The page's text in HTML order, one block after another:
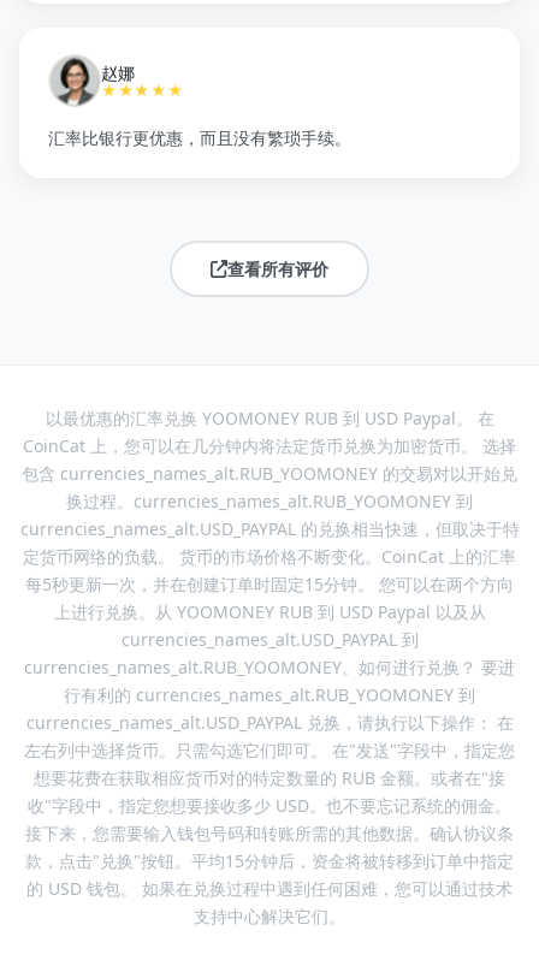
赵娜
★★★★★
汇率比银行更优惠，而且没有繁琐手续。
查看所有评价
以最优惠的汇率兑换 YOOMONEY RUB 到 USD Paypal。 在
CoinCat 上，您可以在几分钟内将法定货币兑换为加密货币。 选择
包含 currencies_names_alt.RUB_YOOMONEY 的交易对以开始兑
换过程。currencies_names_alt.RUB_YOOMONEY 到
currencies_names_alt.USD_PAYPAL 的兑换相当快速，但取决于特
定货币网络的负载。 货币的市场价格不断变化。CoinCat 上的汇率
每5秒更新一次，并在创建订单时固定15分钟。 您可以在两个方向
上进行兑换。从 YOOMONEY RUB 到 USD Paypal 以及从
currencies_names_alt.USD_PAYPAL 到
currencies_names_alt.RUB_YOOMONEY。如何进行兑换？ 要进
行有利的 currencies_names_alt.RUB_YOOMONEY 到
currencies_names_alt.USD_PAYPAL 兑换，请执行以下操作： 在
左右列中选择货币。只需勾选它们即可。 在"发送"字段中，指定您
想要花费在获取相应货币对的特定数量的 RUB 金额。或者在"接
收"字段中，指定您想要接收多少 USD。也不要忘记系统的佣金。
接下来，您需要输入钱包号码和转账所需的其他数据。确认协议条
款，点击"兑换"按钮。平均15分钟后，资金将被转移到订单中指定
的 USD 钱包。 如果在兑换过程中遇到任何困难，您可以通过技术
支持中心解决它们。